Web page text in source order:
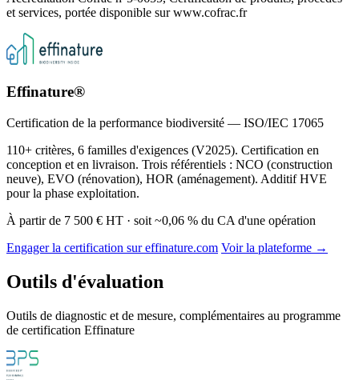
et services, portée disponible sur www.cofrac.fr
Effinature®
Certification de la performance biodiversité — ISO/IEC 17065
110+ critères, 6 familles d'exigences (V2025). Certification en
conception et en livraison. Trois référentiels : NCO (construction
neuve), EVO (rénovation), HOR (aménagement). Additif HVE
pour la phase exploitation.
À partir de 7 500 € HT · soit ~0,06 % du CA d'une opération
Engager la certification sur effinature.com Voir la plateforme →
Outils d'évaluation
Outils de diagnostic et de mesure, complémentaires au programme
de certification Effinature